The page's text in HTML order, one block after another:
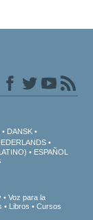
DANSK
ESPAÑOL
Voz para la
Libros
Cursos